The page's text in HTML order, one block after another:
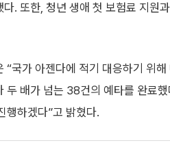
다. 또한, 청년 생애 첫 보험료 지원
“국가 아젠다에 적기 대응하기 위
두 배가 넘는 38건의 예타를 완료
행하겠다”고 밝혔다.